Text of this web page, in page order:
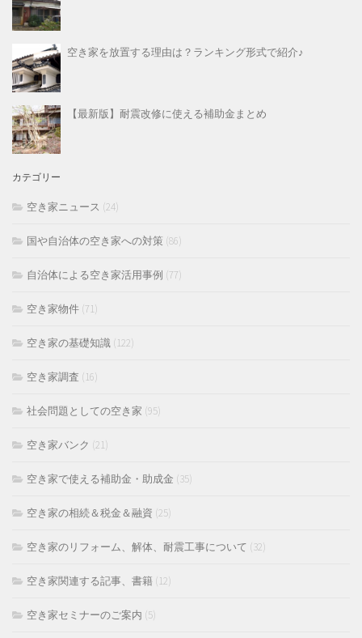
空き家を放置する理由は？ランキング形式で紹介♪
【最新版】耐震改修に使える補助金まとめ
カテゴリー
空き家ニュース (24)
国や自治体の空き家への対策 (86)
自治体による空き家活用事例 (77)
空き家物件 (71)
空き家の基礎知識 (122)
空き家調査 (16)
社会問題としての空き家 (95)
空き家バンク (21)
空き家で使える補助金・助成金 (35)
空き家の相続＆税金＆融資 (25)
空き家のリフォーム、解体、耐震工事について (32)
空き家関連する記事、書籍 (12)
空き家セミナーのご案内 (5)